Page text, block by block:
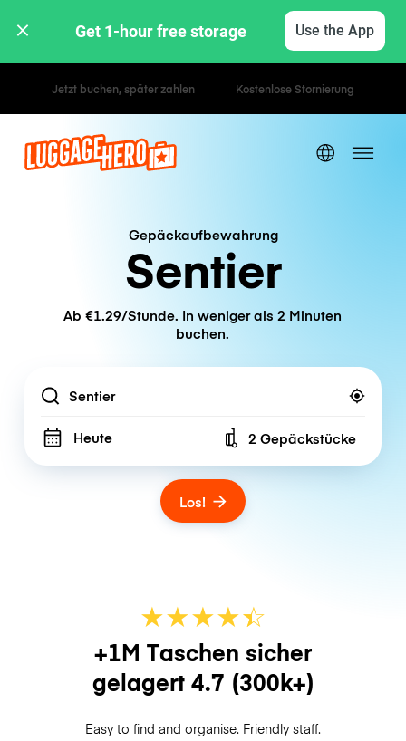
Get 1-hour free storage Use the App
Stunden- / Tagestarife
Gepäckaufbewahrung
Sentier
Ab €1.29/Stunde. In weniger als 2 Minuten
buchen.
Location
Heute Number of bags
2 Gepäckstücke
Los!
★★★★☆
★
+1M Taschen sicher
gelagert 4.7 (300k+)
Easy to find and organise. Friendly staff.